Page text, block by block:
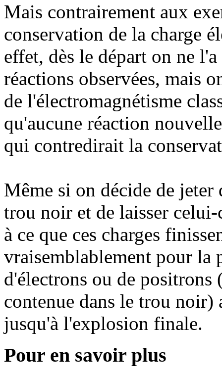
Mais contrairement aux
conservation de la charge
effet, dès le départ on ne
réactions observées, mais
de l'électromagnétisme
qu'aucune réaction
qui contredirait la
Même si on décide de jeter
trou noir et de laisser
à ce que ces charges
vraisemblablement pour la
d'électrons ou de positrons
contenue dans le trou noir)
jusqu'à l'explosion finale.
Pour en savoir plus